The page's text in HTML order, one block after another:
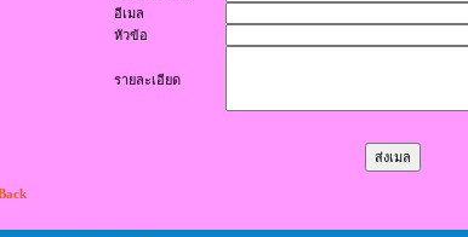
อีเมล
หัวข้อ
รายละเอียด